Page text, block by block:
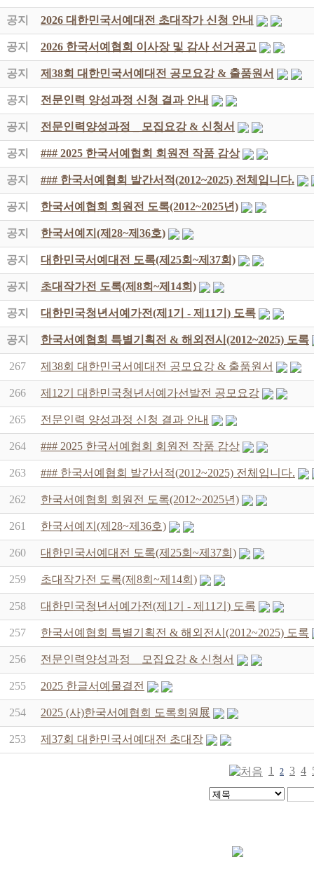
공지 2026 대한민국서예대전 초대작가 신청 안내
공지 2026 한국서예협회 이사장 및 감사 선거공고
공지 제38회 대한민국서예대전 공모요강 & 출품원서
공지 전문인력 양성과정 신청 결과 안내
공지 전문인력양성과정 _ 모집요강 & 신청서
공지 ### 2025 한국서예협회 회원전 작품 감상
공지 ### 한국서예협회 발간서적(2012~2025) 전체입니다.
공지 한국서예협회 회원전 도록(2012~2025년)
공지 한국서예지(제28~제36호)
공지 대한민국서예대전 도록(제25회~제37회)
공지 초대작가전 도록(제8회~제14회)
공지 대한민국청년서예가전(제1기 - 제11기) 도록
공지 한국서예협회 특별기획전 & 해외전시(2012~2025) 도록
267 제38회 대한민국서예대전 공모요강 & 출품원서
266 제12기 대한민국청년서예가선발전 공모요강
265 전문인력 양성과정 신청 결과 안내
264 ### 2025 한국서예협회 회원전 작품 감상
263 ### 한국서예협회 발간서적(2012~2025) 전체입니다.
262 한국서예협회 회원전 도록(2012~2025년)
261 한국서예지(제28~제36호)
260 대한민국서예대전 도록(제25회~제37회)
259 초대작가전 도록(제8회~제14회)
258 대한민국청년서예가전(제1기 - 제11기) 도록
257 한국서예협회 특별기획전 & 해외전시(2012~2025) 도록
256 전문인력양성과정 _ 모집요강 & 신청서
255 2025 한글서예물결전
254 2025 (사)한국서예협회 도록회원展
253 제37회 대한민국서예대전 초대장
1 2 3 4